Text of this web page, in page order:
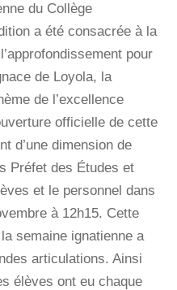
du Collège
a été consacrée à la
pour
de Loyola, la
de l’excellence
officielle de cette
d’une dimension de
Préfet des Études et
et le personnel dans
à 12h15. Cette
semaine ignatienne a
articulations. Ainsi
élèves ont eu chaque